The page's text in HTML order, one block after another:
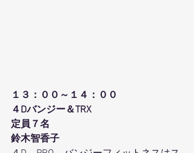
１３：００～１４：００
４Dバンジー＆TRX
定員７名
鈴木智香子